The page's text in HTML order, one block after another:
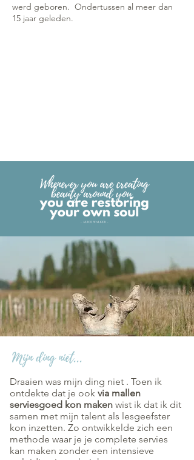
werd geboren. Ondertussen al meer dan
15 jaar geleden.
Mijn ding niet...
Draaien was mijn ding niet . Toen ik
ontdekte dat je ook via mallen
serviesgoed kon maken wist ik dat ik dit
samen met mijn talent als lesgeefster
kon inzetten. Zo ontwikkelde zich een
methode waar je je complete servies
kan maken zonder een intensieve